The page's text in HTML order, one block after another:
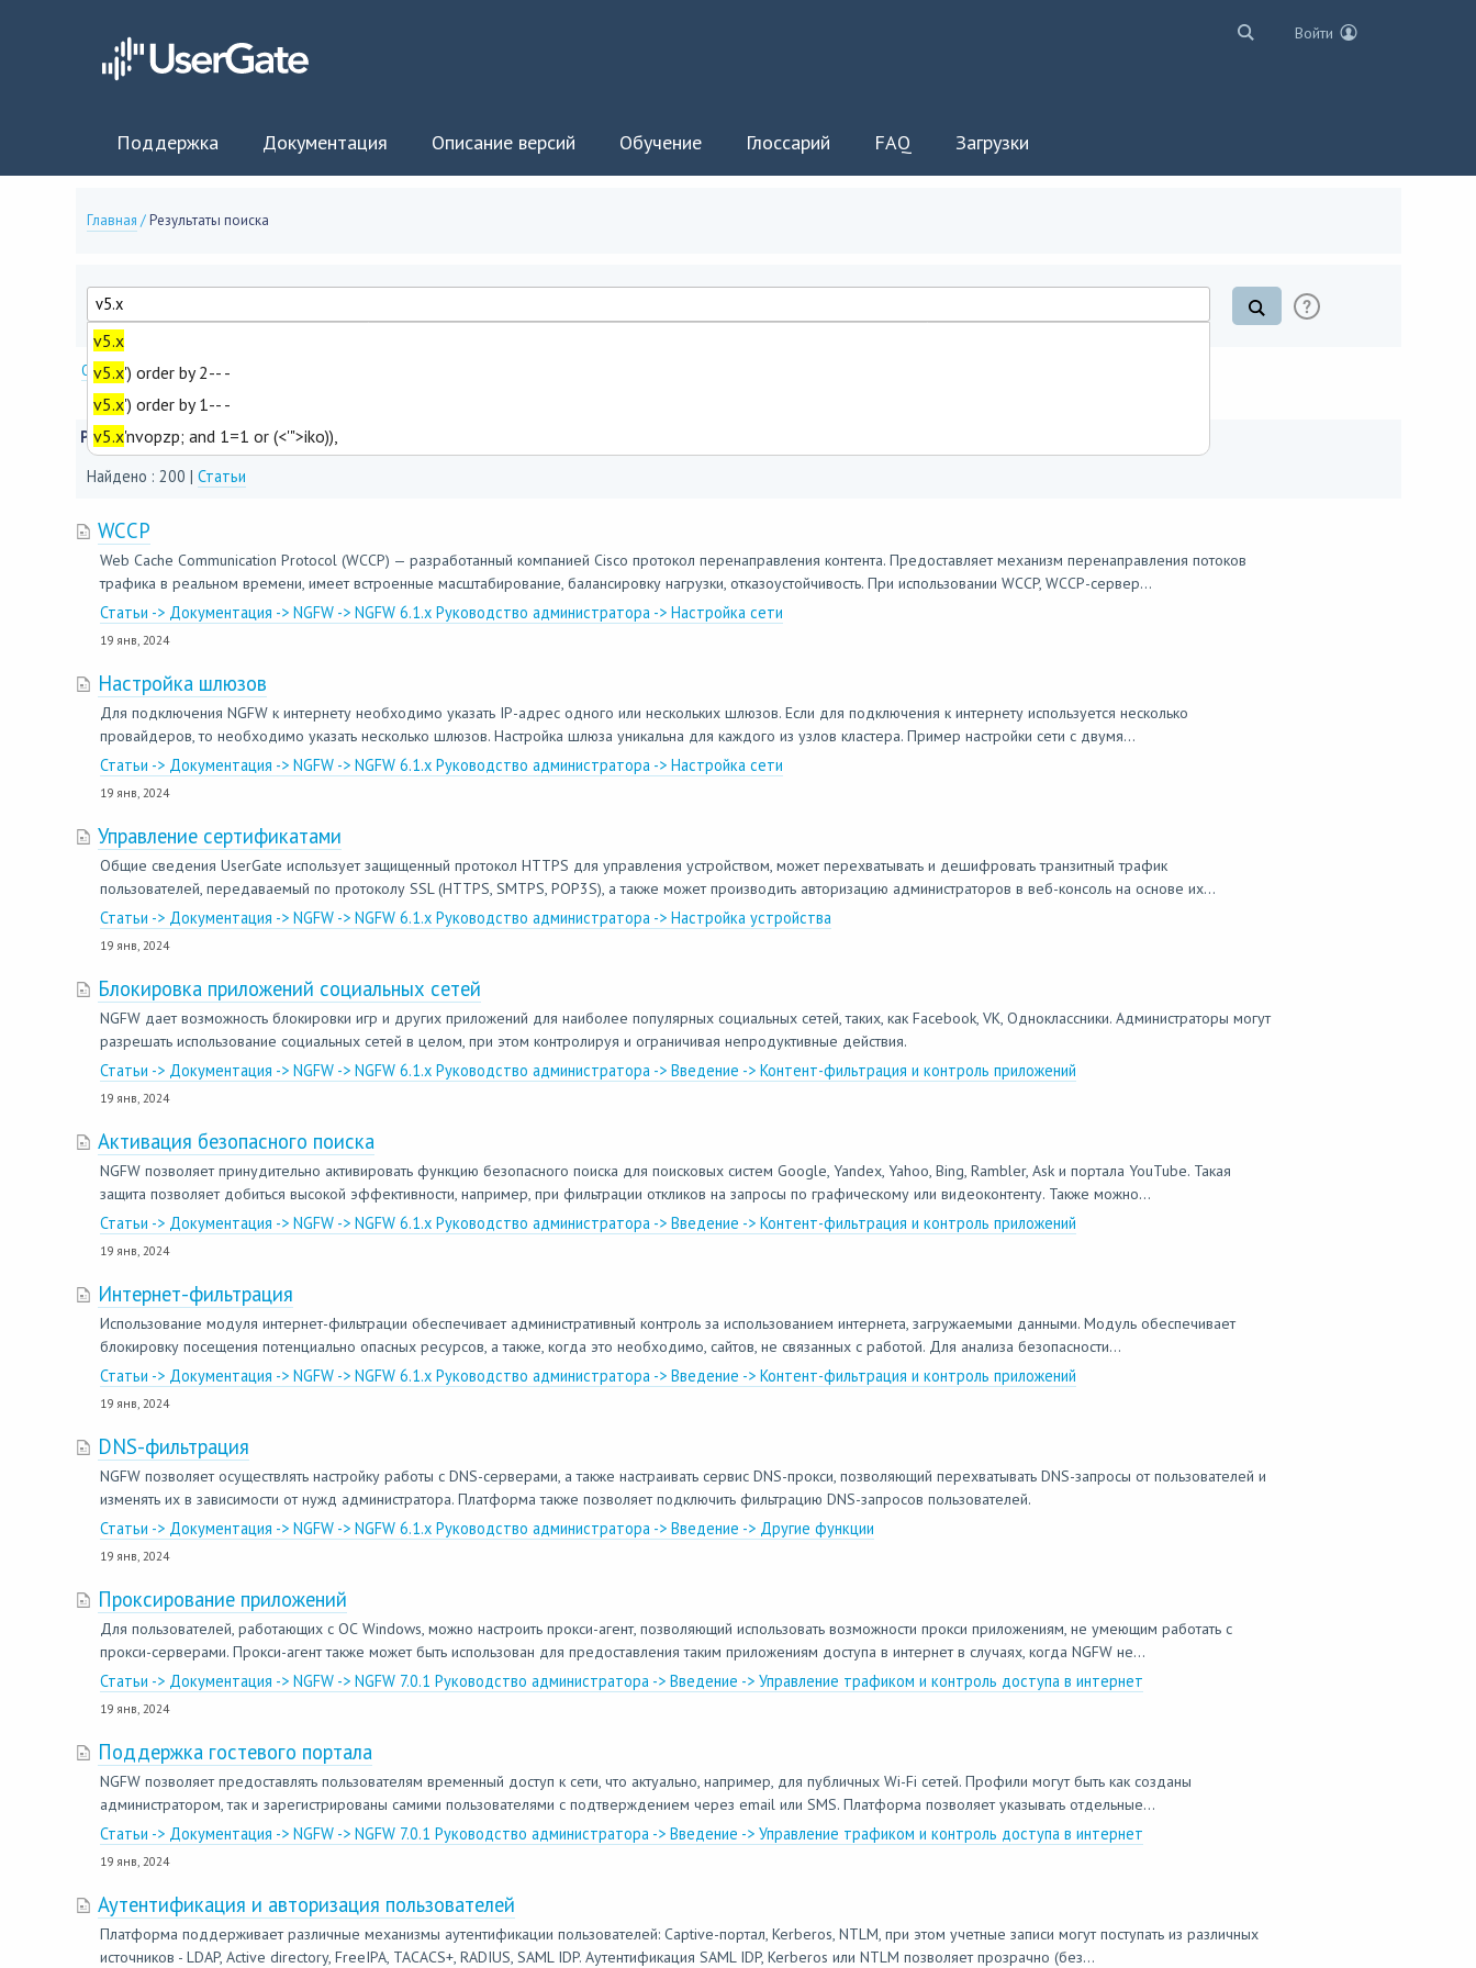
Войти
Поддержка Документация Описание версий Обучение Глоссарий FAQ Загрузки
Главная /Результаты поиска
Опции поиска
Результаты поиска
Найдено : 200 | Статьи
WCCP
Web Cache Communication Protocol (WCCP) — разработанный компанией Cisco протокол перенаправления контента. Предоставляет механизм перенаправления потоков
трафика в реальном времени, имеет встроенные масштабирование, балансировку нагрузки, отказоустойчивость. При использовании WCCP, WCCP-сервер...
Статьи -> Документация -> NGFW -> NGFW 6.1.x Руководство администратора -> Настройка сети
19 янв, 2024
Настройка шлюзов
Для подключения NGFW к интернету необходимо указать IP-адрес одного или нескольких шлюзов. Если для подключения к интернету используется несколько
провайдеров, то необходимо указать несколько шлюзов. Настройка шлюза уникальна для каждого из узлов кластера. Пример настройки сети с двумя...
Статьи -> Документация -> NGFW -> NGFW 6.1.x Руководство администратора -> Настройка сети
19 янв, 2024
Управление сертификатами
Общие сведения UserGate использует защищенный протокол HTTPS для управления устройством, может перехватывать и дешифровать транзитный трафик
пользователей, передаваемый по протоколу SSL (HTTPS, SMTPS, POP3S), а также может производить авторизацию администраторов в веб-консоль на основе их...
Статьи -> Документация -> NGFW -> NGFW 6.1.x Руководство администратора -> Настройка устройства
19 янв, 2024
Блокировка приложений социальных сетей
NGFW дает возможность блокировки игр и других приложений для наиболее популярных социальных сетей, таких, как Facebook, VK, Одноклассники. Администраторы могут
разрешать использование социальных сетей в целом, при этом контролируя и ограничивая непродуктивные действия.
Статьи -> Документация -> NGFW -> NGFW 6.1.x Руководство администратора -> Введение -> Контент-фильтрация и контроль приложений
19 янв, 2024
Активация безопасного поиска
NGFW позволяет принудительно активировать функцию безопасного поиска для поисковых систем Google, Yandex, Yahoo, Bing, Rambler, Ask и портала YouTube. Такая
защита позволяет добиться высокой эффективности, например, при фильтрации откликов на запросы по графическому или видеоконтенту. Также можно...
Статьи -> Документация -> NGFW -> NGFW 6.1.x Руководство администратора -> Введение -> Контент-фильтрация и контроль приложений
19 янв, 2024
Интернет-фильтрация
Использование модуля интернет-фильтрации обеспечивает административный контроль за использованием интернета, загружаемыми данными. Модуль обеспечивает
блокировку посещения потенциально опасных ресурсов, а также, когда это необходимо, сайтов, не связанных с работой. Для анализа безопасности...
Статьи -> Документация -> NGFW -> NGFW 6.1.x Руководство администратора -> Введение -> Контент-фильтрация и контроль приложений
19 янв, 2024
DNS-фильтрация
NGFW позволяет осуществлять настройку работы с DNS-серверами, а также настраивать сервис DNS-прокси, позволяющий перехватывать DNS-запросы от пользователей и
изменять их в зависимости от нужд администратора. Платформа также позволяет подключить фильтрацию DNS-запросов пользователей.
Статьи -> Документация -> NGFW -> NGFW 6.1.x Руководство администратора -> Введение -> Другие функции
19 янв, 2024
Проксирование приложений
Для пользователей, работающих с ОС Windows, можно настроить прокси-агент, позволяющий использовать возможности прокси приложениям, не умеющим работать с
прокси-серверами. Прокси-агент также может быть использован для предоставления таким приложениям доступа в интернет в случаях, когда NGFW не...
Статьи -> Документация -> NGFW -> NGFW 7.0.1 Руководство администратора -> Введение -> Управление трафиком и контроль доступа в интернет
19 янв, 2024
Поддержка гостевого портала
NGFW позволяет предоставлять пользователям временный доступ к сети, что актуально, например, для публичных Wi-Fi сетей. Профили могут быть как созданы
администратором, так и зарегистрированы самими пользователями с подтверждением через email или SMS. Платформа позволяет указывать отдельные...
Статьи -> Документация -> NGFW -> NGFW 7.0.1 Руководство администратора -> Введение -> Управление трафиком и контроль доступа в интернет
19 янв, 2024
Аутентификация и авторизация пользователей
Платформа поддерживает различные механизмы аутентификации пользователей: Captive-портал, Kerberos, NTLM, при этом учетные записи могут поступать из различных
источников - LDAP, Active directory, FreeIPA, TACACS+, RADIUS, SAML IDP. Аутентификация SAML IDP, Kerberos или NTLM позволяет прозрачно (без...
v5.x
v5.x') order by 2-- -
v5.x') order by 1-- -
v5.x'nvopzp; and 1=1 or (<'">iko)),